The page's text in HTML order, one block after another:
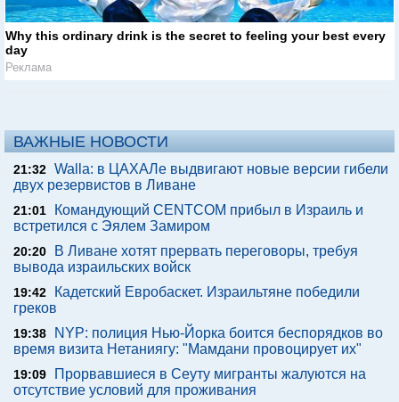
Why this ordinary drink is the secret to feeling your best every
day
Реклама
ВАЖНЫЕ НОВОСТИ
21:32 Walla: в ЦАХАЛе выдвигают новые версии гибели
двух резервистов в Ливане
21:01
Командующий CENTCOM прибыл в Израиль и
встретился с Эялем Замиром
20:20
В Ливане хотят прервать переговоры, требуя
вывода израильских войск
19:42
Кадетский Евробаскет. Израильтяне победили
греков
19:38
NYP: полиция Нью-Йорка боится беспорядков во
время визита Нетаниягу: "Мамдани провоцирует их"
19:09
Прорвавшиеся в Сеуту мигранты жалуются на
отсутствие условий для проживания